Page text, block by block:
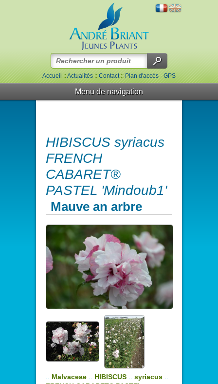
Accueil::Actualités::Contact::Plan d'accès - GPS
Menu de navigation
HIBISCUS syriacus
FRENCH
CABARET®
PASTEL 'Mindoub1'
Mauve an arbre
:: Malvaceae :: HIBISCUS :: syriacus ::